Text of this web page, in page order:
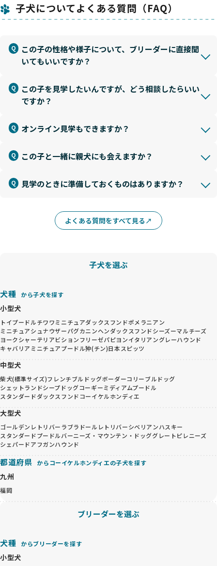
子犬についてよくある質問（FAQ）
この子の性格や様子について、ブリーダーに直接聞
いてもいいですか？
この子を見学したいんですが、どう相談したらいい
ですか？
オンライン見学もできますか？
この子と一緒に親犬にも会えますか？
見学のときに準備しておくものはありますか？
よくある質問をすべて見る
子犬を選ぶ
犬種 から子犬を探す
小型犬
トイプードルチワワミニチュアダックスフンドポメラニアン
ミニチュアシュナウザーパグカニンヘンダックスフンドシーズーマルチーズ
ヨークシャーテリアビションフリーゼパピヨンイタリアングレーハウンド
キャバリア ミニチュアプードル狆(チン)日本スピッツ
中型犬
柴犬(標準サイズ)フレンチブルドッグボーダーコリーブルドッグ
シェットランドシープドッグコーギーミディアムプードル
スタンダードダックスフンドコーイケルホンディエ
大型犬
ゴールデンレトリバー ラブラドールレトリバーシベリアンハスキー
スタンダードプードルバーニーズ・マウンテン・ドッググレートピレニーズ
シェパードアフガンハウンド
都道府県 からコーイケルホンディエの子犬を探す
九州
福岡
ブリーダーを選ぶ
犬種 からブリーダーを探す
小型犬